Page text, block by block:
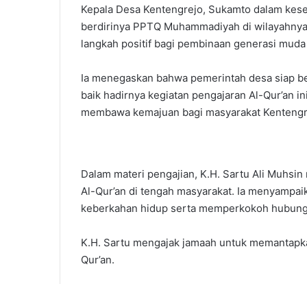
Kepala Desa Kentengrejo, Sukamto dalam
berdirinya PPTQ Muhammadiyah di
langkah positif bagi pembinaan generasi
Ia menegaskan bahwa pemerintah desa siap
baik hadirnya kegiatan pengajaran Al-Qur’an
membawa kemajuan bagi masyarakat
Dalam materi pengajian, K.H. Sartu Ali
Al-Qur’an di tengah masyarakat. Ia
keberkahan hidup serta memperkokoh
K.H. Sartu mengajak jamaah untuk
Qur’an.